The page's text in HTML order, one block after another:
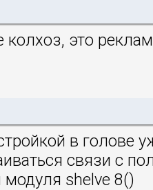
колхоз, это
в голове
связи с
модуля shelve 8()